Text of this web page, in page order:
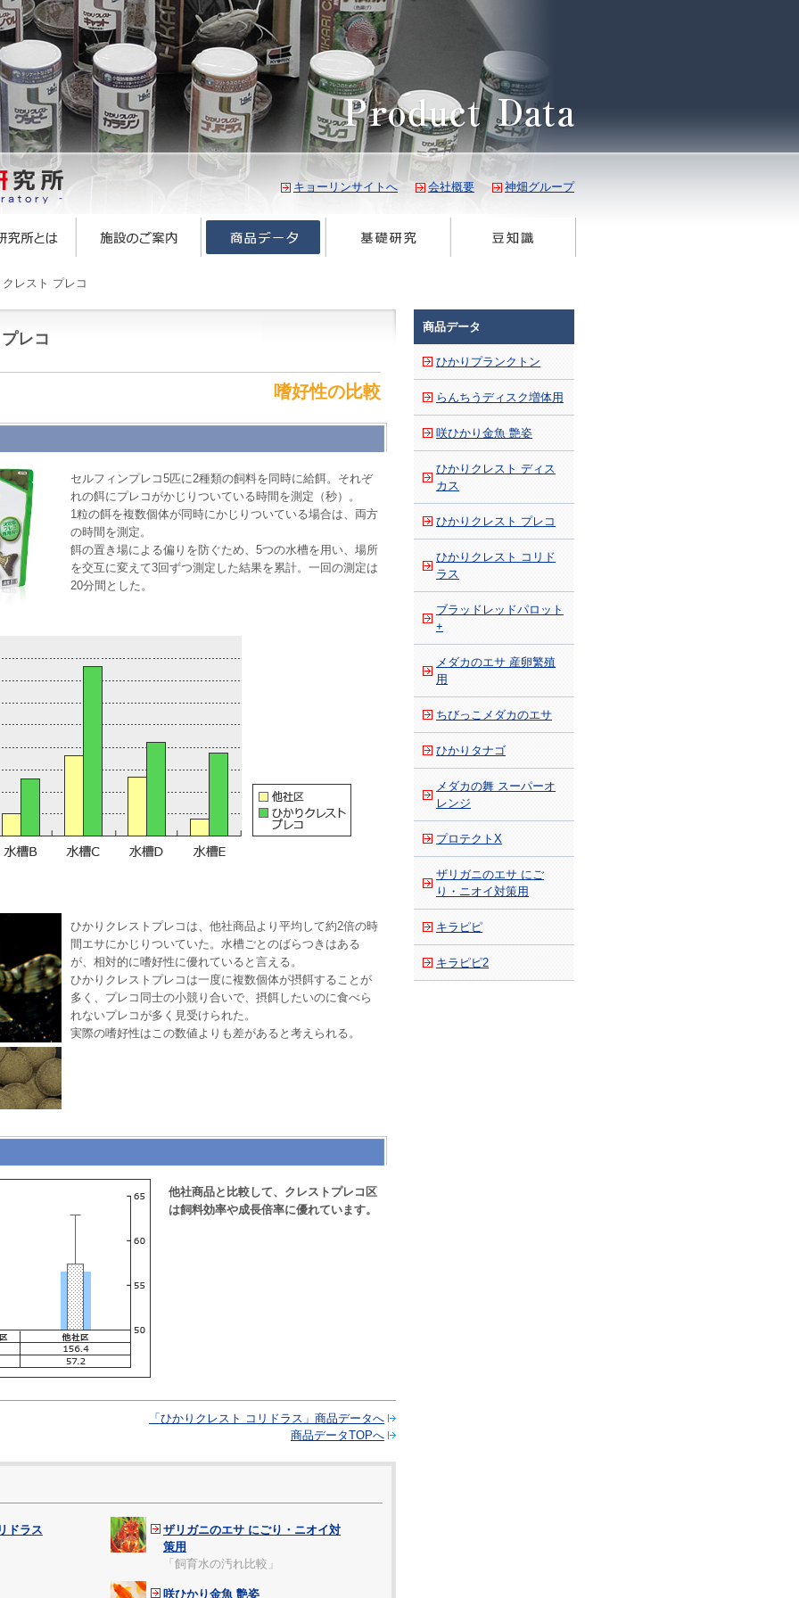
神畑グループ
会社概要
キョーリンサイトへ
スト プレコ
レコ
嗜好性の比較
セルフィンプレコ5匹に2種類の飼料を同時に給餌。それぞ
れの餌にプレコがかじりついている時間を測定（秒）。
1粒の餌を複数個体が同時にかじりついている場合は、両方
の時間を測定。
餌の置き場による偏りを防ぐため、5つの水槽を用い、場所
を交互に変えて3回ずつ測定した結果を累計。一回の測定は
20分間とした。
ひかりクレストプレコは、他社商品より平均して約2倍の時
間エサにかじりついていた。水槽ごとのばらつきはある
が、相対的に嗜好性に優れていると言える。
ひかりクレストプレコは一度に複数個体が摂餌することが
多く、プレコ同士の小競り合いで、摂餌したいのに食べら
れないプレコが多く見受けられた。
実際の嗜好性はこの数値よりも差があると考えられる。
他社商品と比較して、クレストプレコ区
は飼料効率や成長倍率に優れています。
「ひかりクレスト コリドラス」商品データへ
商品データTOPへ
ドラス
ザリガニのエサ にごり・ニオイ対
策用
「飼育水の汚れ比較」
咲ひかり金魚 艶姿
商品データ
ひかりプランクトン
らんちうディスク増体用
咲ひかり金魚 艶姿
ひかりクレスト ディス
カス
ひかりクレスト プレコ
ひかりクレスト コリド
ラス
ブラッドレッドパロット
+
メダカのエサ 産卵繁殖
用
ちびっこメダカのエサ
ひかりタナゴ
メダカの舞 スーパーオ
レンジ
プロテクトX
ザリガニのエサ にご
り・ニオイ対策用
キラピピ
キラピピ2